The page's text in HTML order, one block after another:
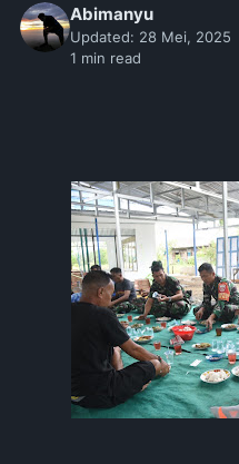
Abimanyu
Updated: 28 Mei, 2025
1 min read